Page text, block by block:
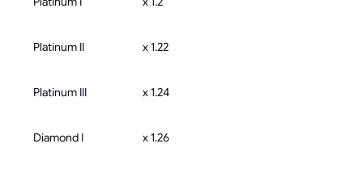
Platinum II x 1.22
Platinum III x 1.24
Diamond I x 1.26